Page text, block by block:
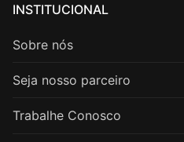
INSTITUCIONAL
Sobre nós
Seja nosso parceiro
Trabalhe Conosco